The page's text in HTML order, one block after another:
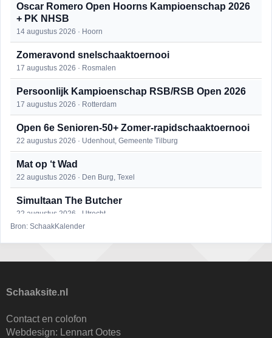
Oscar Romero Open Hoorns Kampioenschap 2026
+ PK NHSB
14 augustus 2026 · Hoorn
Zomeravond snelschaaktoernooi
17 augustus 2026 · Rosmalen
Persoonlijk Kampioenschap RSB/RSB Open 2026
17 augustus 2026 · Rotterdam
Open 6e Senioren-50+ Zomer-rapidschaaktoernooi
22 augustus 2026 · Udenhout, Gemeente Tilburg
Mat op ‘t Wad
22 augustus 2026 · Den Burg, Texel
Simultaan The Butcher
22 augustus 2026 · Utrecht
25 augustus 2026 · Bunschoten-Spakenburg
27 augustus 2026 · Delft
Bron: SchaakKalender
Schaaksite.nl
Contact en colofon
Webdesign: Lennart Ootes